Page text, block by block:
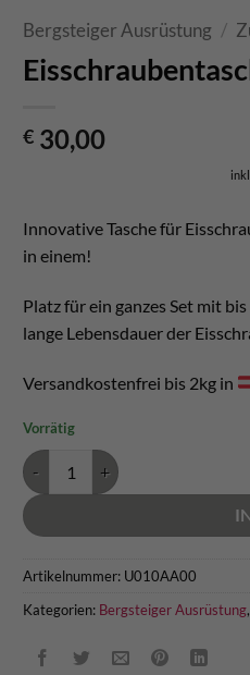
Bergsteiger Ausrüstung /
€ 30,00
Innovative Tasche für
in einem!
Platz für ein ganzes Set mit
lange Lebensdauer der
Versandkostenfrei bis 2kg in
Vorrätig
Eisschraubentasche Petzl Octo
Artikelnummer: U010AA00
Kategorien: Bergsteiger Ausrüstung